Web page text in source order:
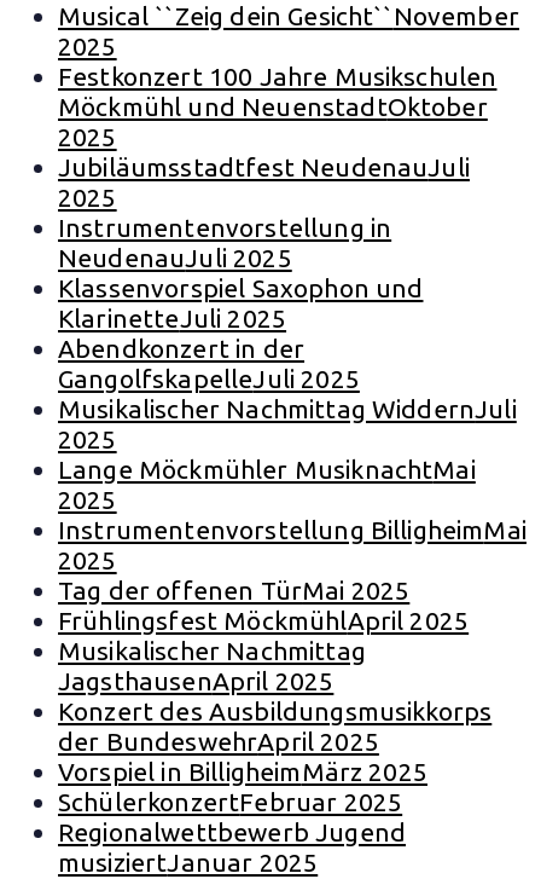
Musical ``Zeig dein Gesicht`` November
2025
Festkonzert 100 Jahre Musikschulen
Möckmühl und NeuenstadtOktober
2025
Jubiläumsstadtfest NeudenauJuli
2025
Instrumentenvorstellung in
NeudenauJuli 2025
Klassenvorspiel Saxophon und
KlarinetteJuli 2025
Abendkonzert in der
GangolfskapelleJuli 2025
Musikalischer Nachmittag WiddernJuli
2025
Lange Möckmühler MusiknachtMai
2025
Instrumentenvorstellung BilligheimMai
2025
Tag der offenen TürMai 2025
Frühlingsfest MöckmühlApril 2025
Musikalischer Nachmittag
JagsthausenApril 2025
Konzert des Ausbildungsmusikkorps
der BundeswehrApril 2025
Vorspiel in Billigheim März 2025
SchülerkonzertFebruar 2025
Regionalwettbewerb Jugend
musiziertJanuar 2025